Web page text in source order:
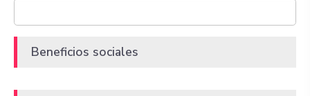
Beneficios sociales